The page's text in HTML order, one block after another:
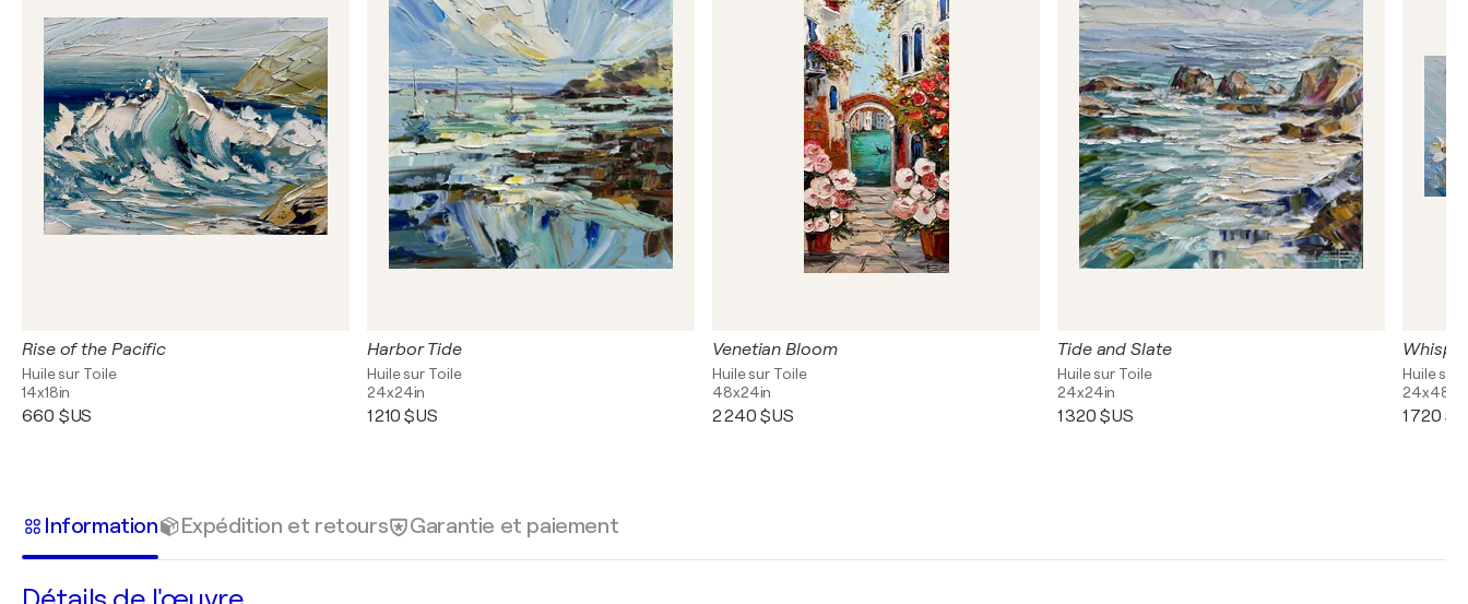
Rise of the Pacific
Huile sur Toile
14x18in
660 $US
Harbor Tide
Huile sur Toile
24x24in
1 210 $US
Venetian Bloom
Huile sur Toile
48x24in
2 240 $US
Tide and Slate
Huile sur Toile
24x24in
1 320 $US
Huile sur
24x48in
1 720
Information Expédition et retours Garantie et paiement